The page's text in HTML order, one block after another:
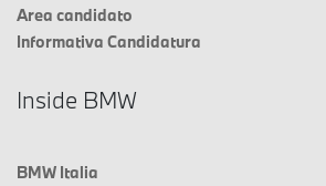
Area candidato
Informativa Candidatura
Inside BMW
BMW Italia